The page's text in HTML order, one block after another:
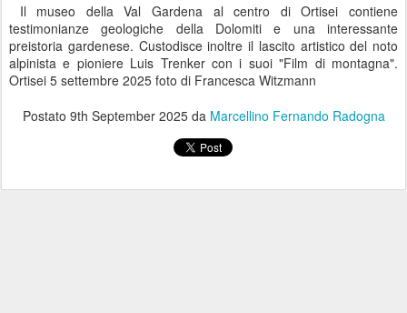
Il museo della Val Gardena al centro di Ortisei contiene
testimonianze geologiche della Dolomiti e una interessante
preistoria gardenese. Custodisce inoltre il lascito artistico del noto
alpinista e pioniere Luis Trenker con i suoi "Film di montagna".
Ortisei 5 settembre 2025 foto di Francesca Witzmann
Postato 9th September 2025da Marcellino Fernando Radogna